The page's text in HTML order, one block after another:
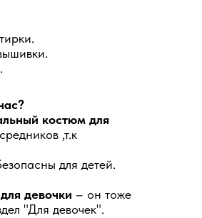
костюм для
,т.к
для детей.
девочки – он тоже
"Для девочек".